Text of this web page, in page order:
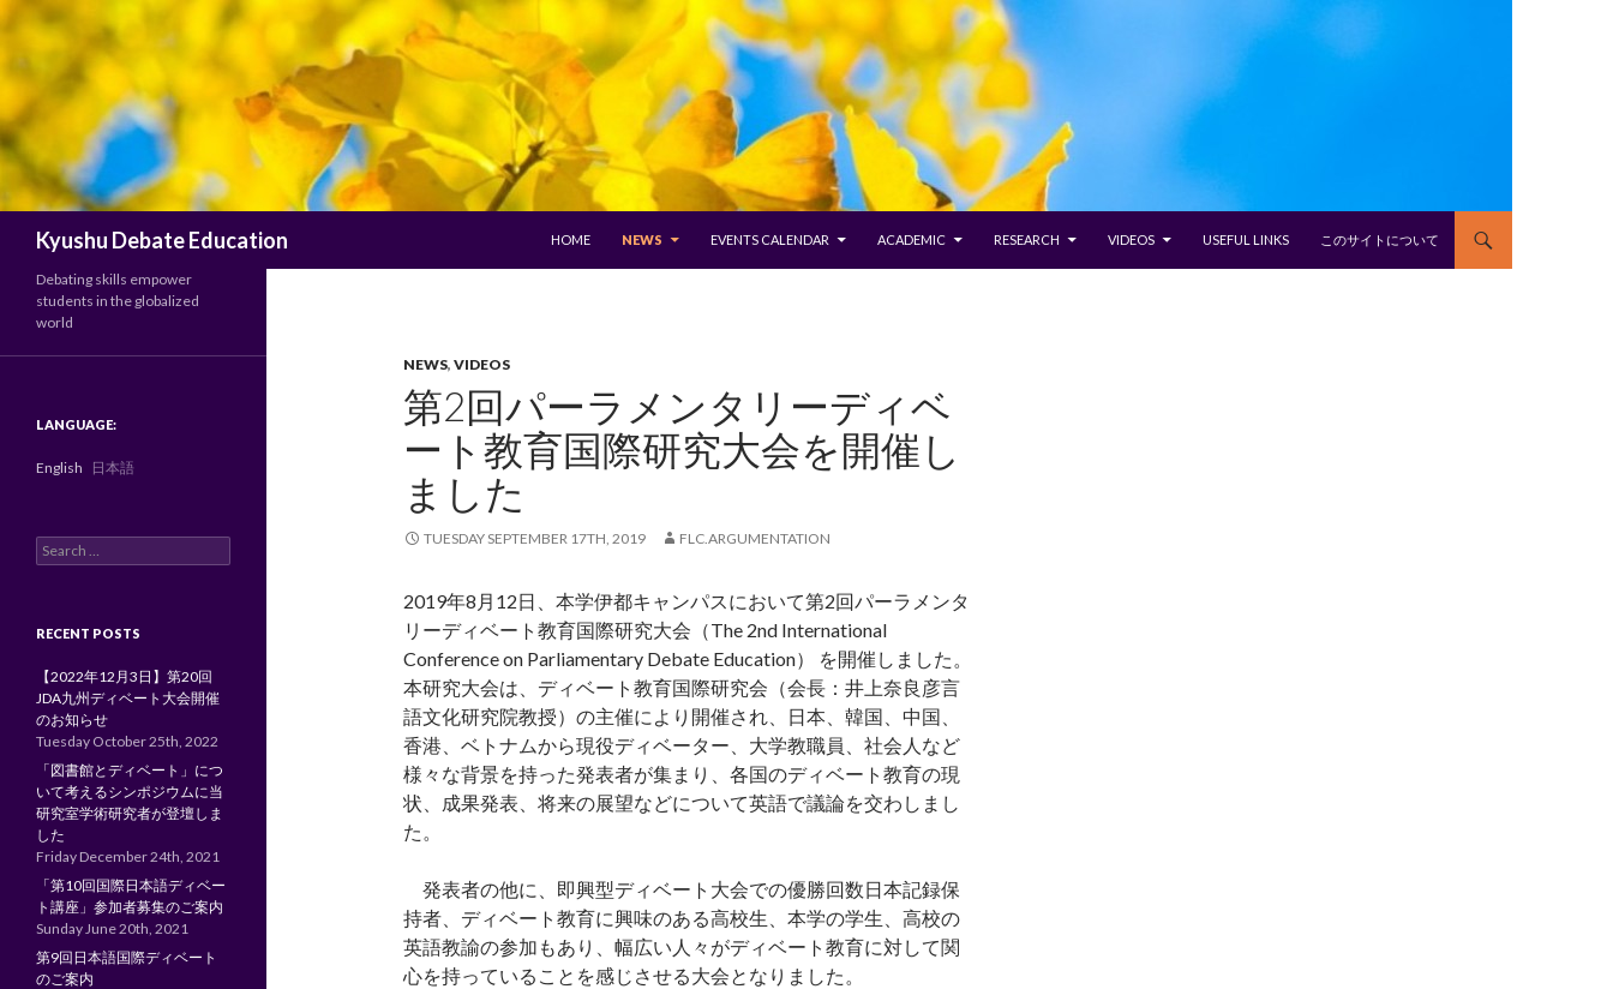
Kyushu Debate Education
HOME
NEWS EVENTS CALENDAR ACADEMIC RESEARCH VIDEOS USEFUL LINKS このサイトについて
NEWS, VIDEOS
第2回パーラメンタリーディベ
ート教育国際研究大会を開催し
ました
TUESDAY SEPTEMBER 17TH, 2019 FLC.ARGUMENTATION
2019年8月12日、本学伊都キャンパスにおいて第2回パーラメンタ
リーディベート教育国際研究大会（The 2nd International
Conference on Parliamentary Debate Education） を開催しました。
本研究大会は、ディベート教育国際研究会（会長：井上奈良彦言
語文化研究院教授）の主催により開催され、日本、韓国、中国、
香港、ベトナムから現役ディベーター、大学教職員、社会人など
様々な背景を持った発表者が集まり、各国のディベート教育の現
状、成果発表、将来の展望などについて英語で議論を交わしまし
た。
発表者の他に、即興型ディベート大会での優勝回数日本記録保
持者、ディベート教育に興味のある高校生、本学の学生、高校の
英語教諭の参加もあり、幅広い人々がディベート教育に対して関
心を持っていることを感じさせる大会となりました。
Debating skills empower
students in the globalized
world
LANGUAGE:
English 日本語
Search
for:
RECENT POSTS
【2022年12月3日】第20回
JDA九州ディベート大会開催
のお知らせ
Tuesday October 25th, 2022
「図書館とディベート」につ
いて考えるシンポジウムに当
研究室学術研究者が登壇しま
した
Friday December 24th, 2021
「第10回国際日本語ディベー
ト講座」参加者募集のご案内
Sunday June 20th, 2021
第9回日本語国際ディベート
のご案内